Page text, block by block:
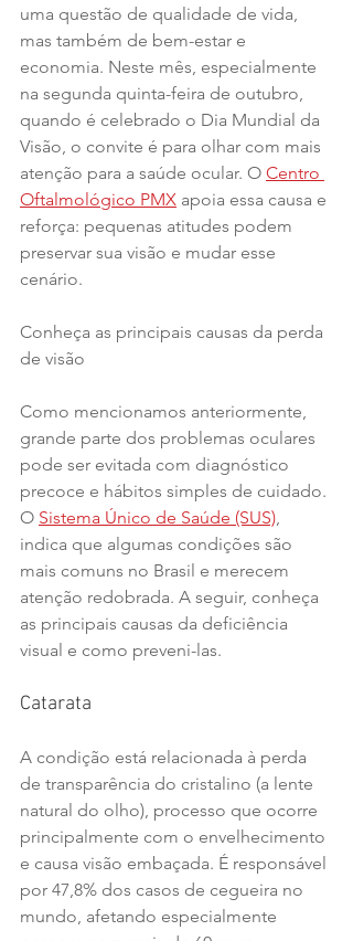
uma questão de qualidade de vida,
mas também de bem-estar e
economia. Neste mês, especialmente
na segunda quinta-feira de outubro,
quando é celebrado o Dia Mundial da
Visão, o convite é para olhar com mais
atenção para a saúde ocular. O Centro
Oftalmológico PMX apoia essa causa e
reforça: pequenas atitudes podem
preservar sua visão e mudar esse
cenário.
Conheça as principais causas da perda
de visão
Como mencionamos anteriormente,
grande parte dos problemas oculares
pode ser evitada com diagnóstico
precoce e hábitos simples de cuidado.
O Sistema Único de Saúde (SUS),
indica que algumas condições são
mais comuns no Brasil e merecem
atenção redobrada. A seguir, conheça
as principais causas da deficiência
visual e como preveni-las.
Catarata
A condição está relacionada à perda
de transparência do cristalino (a lente
natural do olho), processo que ocorre
principalmente com o envelhecimento
e causa visão embaçada. É responsável
por 47,8% dos casos de cegueira no
mundo, afetando especialmente